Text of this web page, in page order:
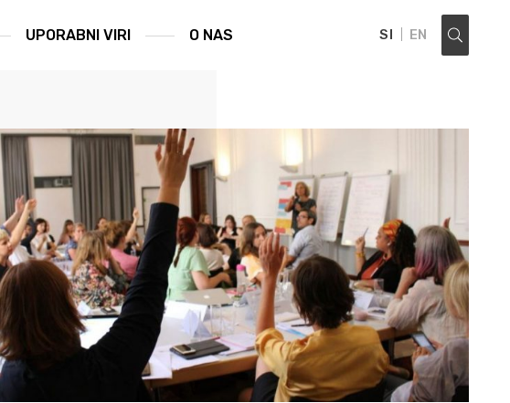
UPORABNI VIRI O NAS SI EN